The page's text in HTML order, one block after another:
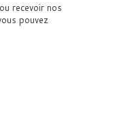
recevoir nos
pouvez